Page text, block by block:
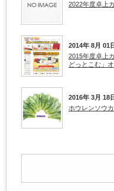
2022年度卓上
2014年 8月 01
2015年度卓上
どっとこむ」
2016年 3月 18
ホウレンソウ